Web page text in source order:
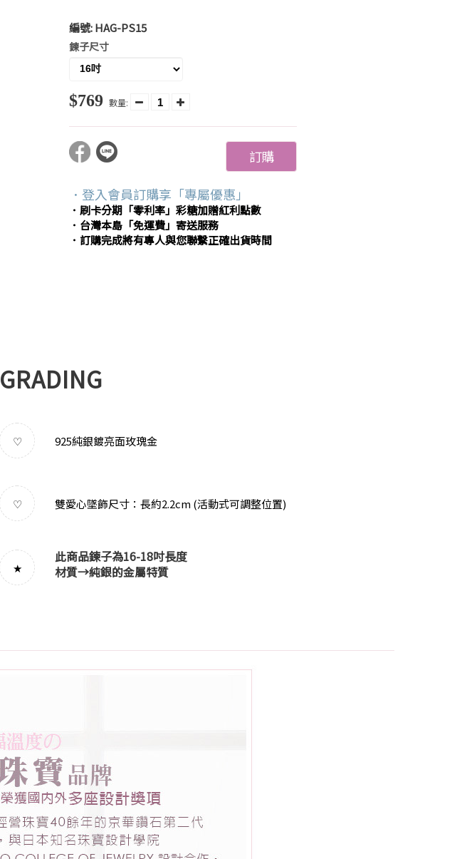
編號:HAG-PS15
鍊子尺寸
$769 數量:
訂購
．登入會員訂購享「專屬優惠」
．刷卡分期「零利率」彩糖加贈紅利點數
．台灣本島「免運費」寄送服務
．訂購完成將有專人與您聯繫正確出貨時間
GRADING
♡ 925純銀鍍亮面玫瑰金
♡ 雙愛心墜飾尺寸：長約2.2cm (活動式可調整位置)
★
此商品鍊子為16-18吋長度
材質→純銀的金屬特質